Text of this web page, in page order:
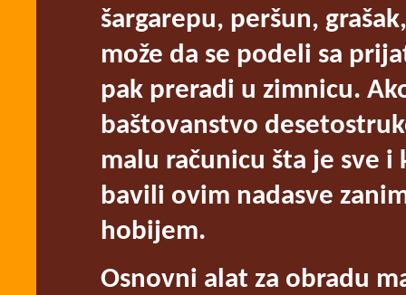
šargarepu, peršun,
može da se podeli sa
pak preradi u zimnicu.
baštovanstvo
malu računicu šta je sve
bavili ovim nadasve
hobijem.
Osnovni alat za obradu